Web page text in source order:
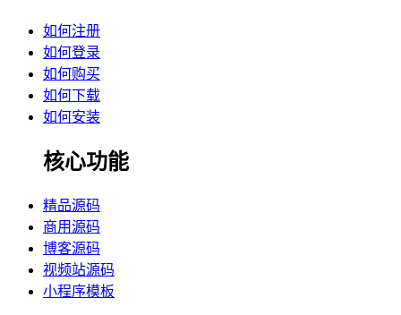
如何注册
如何登录
如何购买
如何下载
如何安装
核心功能
精品源码
商用源码
博客源码
视频站源码
小程序模板